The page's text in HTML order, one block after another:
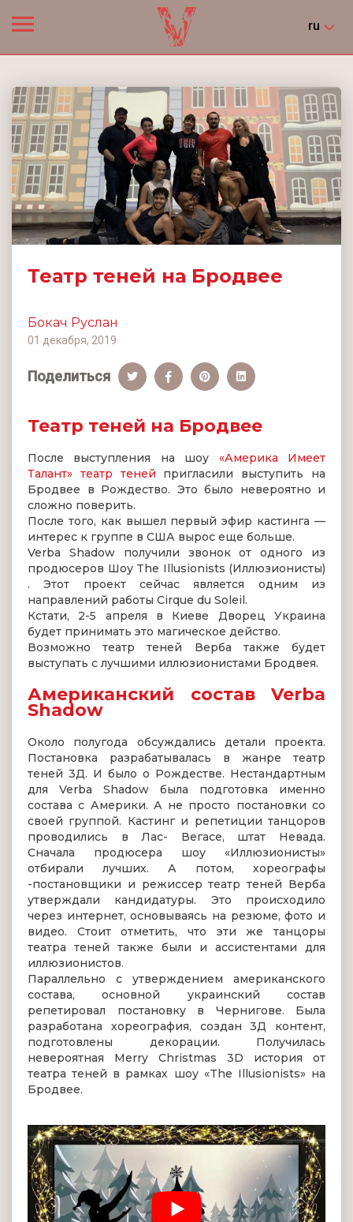
ru
Театр теней на Бродвее
Бокач Руслан
01 декабря, 2019
Поделиться
Театр теней на Бродвее
После выступления на шоу «Америка Имеет
Талант» театр теней пригласили выступить на
Бродвее в Рождество. Это было невероятно и
сложно поверить.
После того, как вышел первый эфир кастинга —
интерес к группе в США вырос еще больше.
Verba Shadow получили звонок от одного из
продюсеров Шоу The Illusionists (Иллюзионисты)
. Этот проект сейчас является одним из
направлений работы Cirque du Soleil.
Кстати, 2-5 апреля в Киеве Дворец Украина
будет принимать это магическое действо.
Возможно театр теней Верба также будет
выступать с лучшими иллюзионистами Бродвея.
Американский состав Verba
Shadow
Около полугода обсуждались детали проекта.
Постановка разрабатывалась в жанре театр
теней 3Д. И было о Рождестве. Нестандартным
для Verba Shadow была подготовка именно
состава с Америки. А не просто постановки со
своей группой. Кастинг и репетиции танцоров
проводились в Лас- Вегасе, штат Невада.
Сначала продюсера шоу «Иллюзионисты»
отбирали лучших. А потом, хореографы
-постановщики и режиссер театр теней Верба
утверждали кандидатуры. Это происходило
через интернет, основываясь на резюме, фото и
видео. Стоит отметить, что эти же танцоры
театра теней также были и ассистентами для
иллюзионистов.
Параллельно с утверждением американского
состава, основной украинский состав
репетировал постановку в Чернигове. Была
разработана хореография, создан 3Д контент,
подготовлены декорации. Получилась
невероятная Merry Christmas 3D история от
театра теней в рамках шоу «The Illusionists» на
Бродвее.